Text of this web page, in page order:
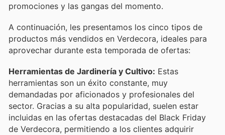
promociones y las gangas del momento.
A continuación, les presentamos los cinco tipos de
productos más vendidos en Verdecora, ideales para
aprovechar durante esta temporada de ofertas:
Herramientas de Jardinería y Cultivo: Estas
herramientas son un éxito constante, muy
demandadas por aficionados y profesionales del
sector. Gracias a su alta popularidad, suelen estar
incluidas en las ofertas destacadas del Black Friday
de Verdecora, permitiendo a los clientes adquirir